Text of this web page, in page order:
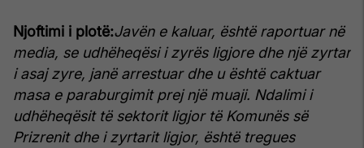
Njoftimi i plotë:Javën e kaluar, është raportuar në
media, se udhëheqësi i zyrës ligjore dhe një zyrtar
i asaj zyre, janë arrestuar dhe u është caktuar
masa e paraburgimit prej një muaji. Ndalimi i
udhëheqësit të sektorit ligjor të Komunës së
Prizrenit dhe i zyrtarit ligjor, është tregues